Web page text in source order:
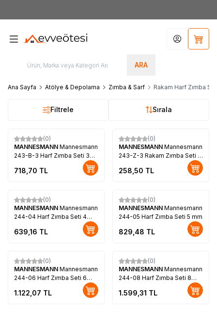
ARA
Hesabım
Ana Sayfa Atölye & Depolama Zımba & Sarf Rakam Harf Zımba
Filtrele Sırala
(0)
MANNESMANN Mannesmann
243-B-3 Harf Zımba Seti 3
718,70 TL
(0)
MANNESMANN Mannesmann
243-Z-3 Rakam Zımba Seti 3
258,50 TL
(0)
MANNESMANN Mannesmann
244-04 Harf Zımba Seti 4
639,16 TL
(0)
MANNESMANN Mannesmann
244-05 Harf Zımba Seti 5 mm
829,48 TL
(0)
MANNESMANN Mannesmann
244-06 Harf Zımba Seti 6
1.122,07 TL
(0)
MANNESMANN Mannesmann
244-08 Harf Zımba Seti 8
1.599,31 TL